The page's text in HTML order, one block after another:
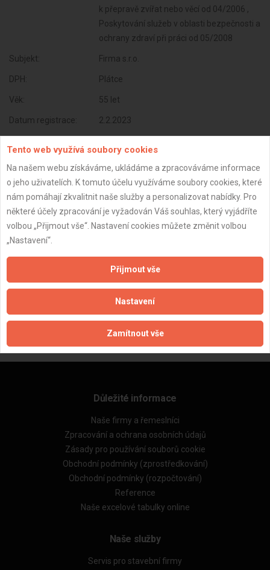
k přepravě zvířat nebo věcí od 04/2006 ,
Poskytování služeb v oblasti bezpečnosti a
ochrany zdraví při práci od 05/2008
Subjekt: Firma s.r.o.
DPH: Plátce
Věk: 55 let
Datum registrace: 2.2.2023
ZPĚT
Důležité informace
Naše firmy a řemeslníci
Zpracování a ochrana osobních údajů
Zásady pro používání souborů cookie
Obchodní podmínky (zprostředkování)
Obchodní podmínky (rozpočtování)
Reference
Naše excelové tabulky online
Naše služby
Servis pro stavební firmy
Tento web využívá soubory cookies
Na našem webu získáváme, ukládáme a zpracováváme informace
o jeho uživatelích. K tomuto účelu využíváme soubory cookies, které
nám pomáhají zkvalitnit naše služby a personalizovat nabídky. Pro
některé účely zpracování je vyžadován Váš souhlas, který vyjádříte
volbou „Přijmout vše“. Nastavení cookies můžete změnit volbou
„Nastavení“.
Přijmout vše
Nastavení
Zamítnout vše